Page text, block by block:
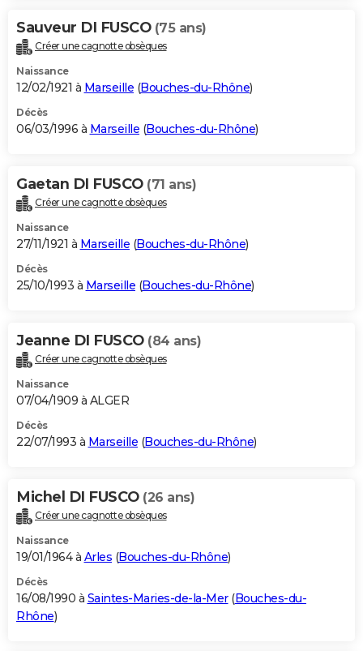
Sauveur DI FUSCO (75 ans)
Créer une cagnotte obsèques
Naissance
12/02/1921 à Marseille (Bouches-du-Rhône)
Décès
06/03/1996 à Marseille (Bouches-du-Rhône)
Gaetan DI FUSCO (71 ans)
Créer une cagnotte obsèques
Naissance
27/11/1921 à Marseille (Bouches-du-Rhône)
Décès
25/10/1993 à Marseille (Bouches-du-Rhône)
Jeanne DI FUSCO (84 ans)
Créer une cagnotte obsèques
Naissance
07/04/1909 à ALGER
Décès
22/07/1993 à Marseille (Bouches-du-Rhône)
Michel DI FUSCO (26 ans)
Créer une cagnotte obsèques
Naissance
19/01/1964 à Arles (Bouches-du-Rhône)
Décès
16/08/1990 à Saintes-Maries-de-la-Mer(Bouches-du-
Rhône)